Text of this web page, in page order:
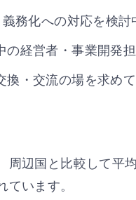
務化への対応を検討
の経営者・事業開発
換・交流の場を求め
周辺国と比較して平
います。